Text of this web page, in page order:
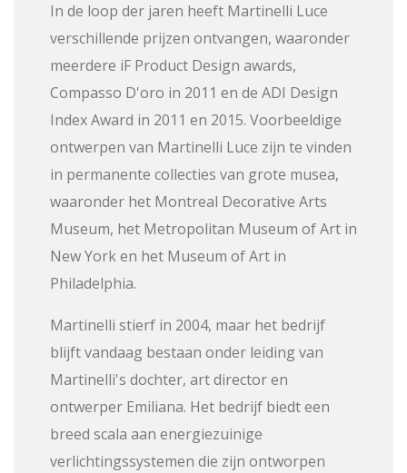
In de loop der jaren heeft Martinelli Luce
verschillende prijzen ontvangen, waaronder
meerdere iF Product Design awards,
Compasso D'oro in 2011 en de ADI Design
Index Award in 2011 en 2015. Voorbeeldige
ontwerpen van Martinelli Luce zijn te vinden
in permanente collecties van grote musea,
waaronder het Montreal Decorative Arts
Museum, het Metropolitan Museum of Art in
New York en het Museum of Art in
Philadelphia.
Martinelli stierf in 2004, maar het bedrijf
blijft vandaag bestaan ​​onder leiding van
Martinelli's dochter, art director en
ontwerper Emiliana. Het bedrijf biedt een
breed scala aan energiezuinige
verlichtingssystemen die zijn ontworpen